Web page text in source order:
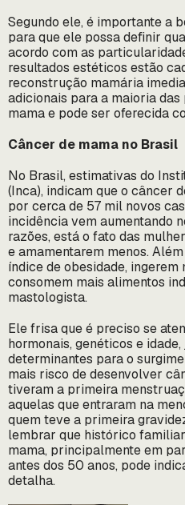
Segundo ele, é importante a
para que ele possa definir
acordo com as
resultados estéticos estão
reconstrução mamária
adicionais para a maioria
mama e pode ser oferecida
Câncer de mama no Brasil
No Brasil, estimativas do
(Inca), indicam que o câncer
por cerca de 57 mil novos
incidência vem aumentando
razões, está o fato das
e amamentarem menos.
índice de obesidade,
consomem mais alimentos
mastologista.
Ele frisa que é preciso se
hormonais, genéticos e
determinantes para o
mais risco de desenvolver
tiveram a primeira
aquelas que entraram na
quem teve a primeira
lembrar que histórico
mama, principalmente em
antes dos 50 anos, pode
detalha.